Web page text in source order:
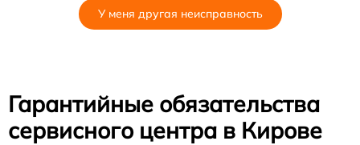
У меня другая неисправность
Гарантийные обязательства
сервисного центра в Кирове